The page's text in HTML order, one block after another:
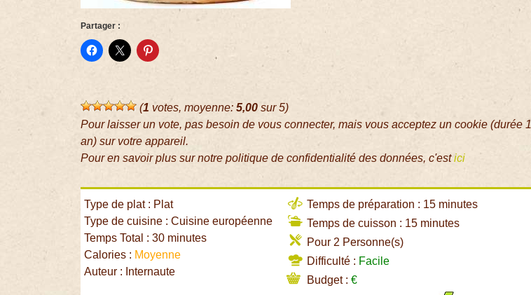
Partager :
(1 votes, moyenne:5,00 sur 5)
Pour laisser un vote, pas besoin de vous connecter, mais vous acceptez un cookie (durée 1
an) sur votre appareil.
Pour en savoir plus sur notre politique de confidentialité des données, c'estici
Type de plat : Plat
Type de cuisine : Cuisine européenne
Temps Total : 30 minutes
Calories : Moyenne
Auteur : Internaute
Temps de préparation : 15 minutes
Temps de cuisson : 15 minutes
Pour 2 Personne(s)
Difficulté : Facile
Budget :€